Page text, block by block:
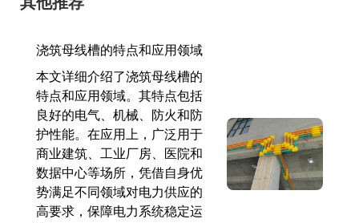
浇筑母线槽的特点和应用领域
本文详细介绍了浇筑母线槽的
特点和应用领域。其特点包括
良好的电气、机械、防火和防
护性能。在应用上，广泛用于
商业建筑、工业厂房、医院和
数据中心等场所，凭借自身优
势满足不同领域对电力供应的
高要求，保障电力系统稳定运